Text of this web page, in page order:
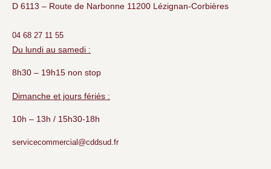
D 6113 – Route de Narbonne 11200 Lézignan-Corbières
04 68 27 11 55
Du lundi au samedi :
8h30 – 19h15 non stop
Dimanche et jours fériés :
10h – 13h / 15h30-18h
servicecommercial@cddsud.fr